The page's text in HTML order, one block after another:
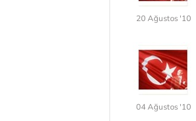
20 Ağustos '10
04 Ağustos '10